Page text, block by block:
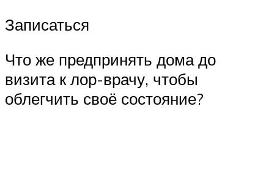
Записаться
Что же предпринять дома до
визита к лор-врачу, чтобы
облегчить своё состояние?